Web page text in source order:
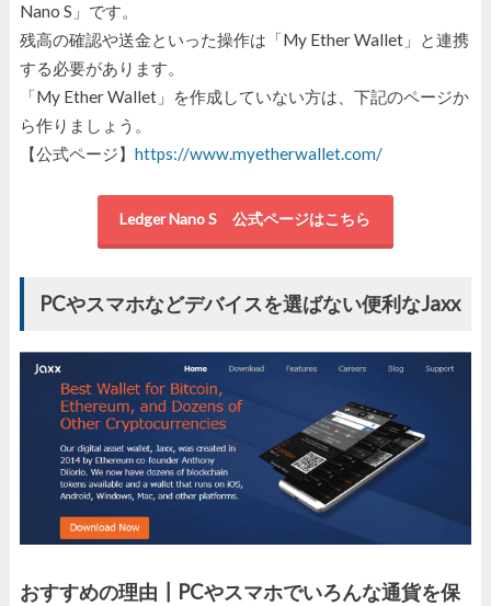
Nano S」です。
残高の確認や送金といった操作は「My Ether Wallet」と連携
する必要があります。
「My Ether Wallet」を作成していない方は、下記のページか
ら作りましょう。
【公式ページ】 https://www.myetherwallet.com/
Ledger Nano S 公式ページはこちら
PCやスマホなどデバイスを選ばない便利なJaxx
おすすめの理由┃PCやスマホでいろんな通貨を保